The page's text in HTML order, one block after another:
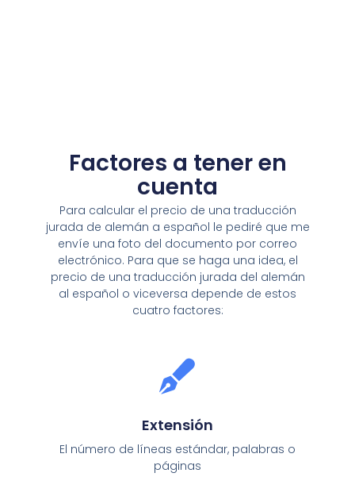
Factores a tener en
cuenta
Para calcular el precio de una traducción
jurada de alemán a español le pediré que me
envíe una foto del documento por correo
electrónico. Para que se haga una idea, el
precio de una traducción jurada del alemán
al español o viceversa depende de estos
cuatro factores:
Extensión
El número de líneas estándar, palabras o
páginas